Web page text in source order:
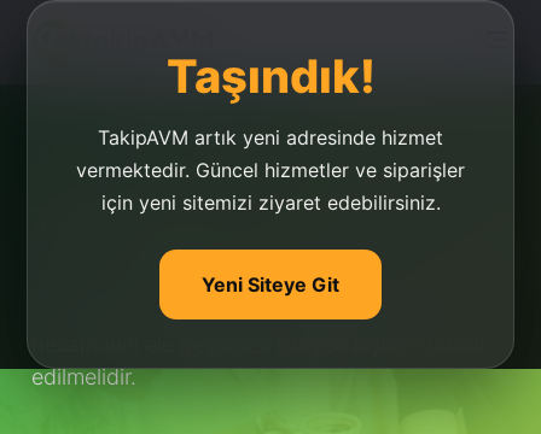
Taşındık!
TakipAVM artık yeni adresinde hizmet
vermektedir. Güncel hizmetler ve siparişler
için yeni sitemizi ziyaret edebilirsiniz.
Yeni Siteye Git
Tiktok Beğeni Hile
Tiktok beğeni hile ile yükseltilemez. Tiktok
beğeni hile yapma gibi başlıklar ile kullanıcıların
edilmelidir.